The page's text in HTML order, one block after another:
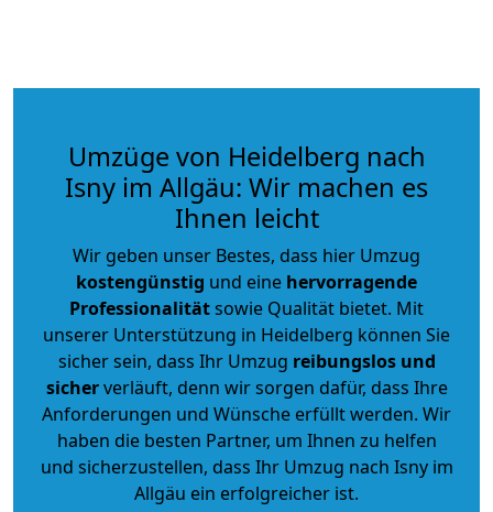
Umzüge von Heidelberg nach
Isny im Allgäu: Wir machen es
Ihnen leicht
Wir geben unser Bestes, dass hier Umzug
kostengünstig und eine hervorragende
Professionalitätsowie Qualität bietet. Mit
unserer Unterstützung in Heidelberg können Sie
sicher sein, dass Ihr Umzug reibungslos und
sicherverläuft, denn wir sorgen dafür, dass Ihre
Anforderungen und Wünsche erfüllt werden. Wir
haben die besten Partner, um Ihnen zu helfen
und sicherzustellen, dass Ihr Umzug nach Isny im
Allgäu ein erfolgreicher ist.